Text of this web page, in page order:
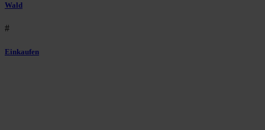
Wald
#
Einkaufen